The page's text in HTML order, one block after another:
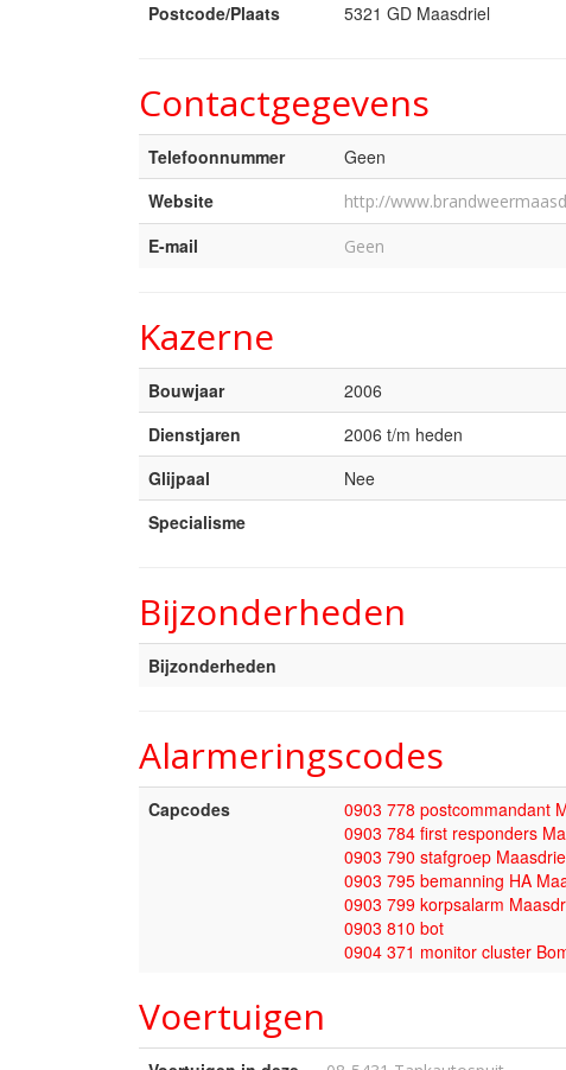
Postcode/Plaats
5321 GD Maasdriel
Contactgegevens
Telefoonnummer
Geen
Website
http://
E-mail Geen
Kazerne
Bouwjaar
2006
Dienstjaren
2006 t/m heden
Glijpaal
Nee
Specialisme
Bijzonderheden
Bijzonderheden
Alarmeringscodes
Capcodes
0903 778 postcommandant
0903 784 first responders
0903 790 stafgroep
0903 795 bemanning HA
0903 799 korpsalarm
0903 810 bot
0904 371 monitor cluster
Voertuigen